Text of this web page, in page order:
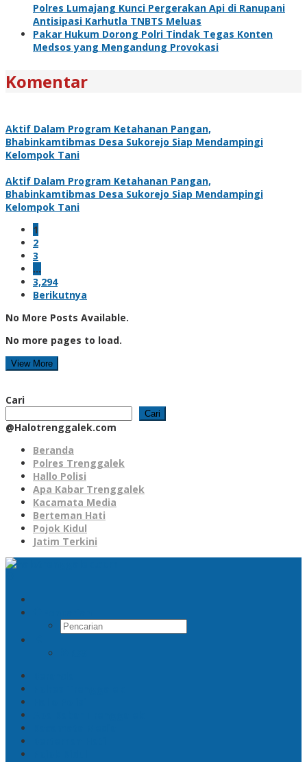
Polres Lumajang Kunci Pergerakan Api di Ranupani
Antisipasi Karhutla TNBTS Meluas
Pakar Hukum Dorong Polri Tindak Tegas Konten
Medsos yang Mengandung Provokasi
Komentar
Aktif Dalam Program Ketahanan Pangan,
Bhabinkamtibmas Desa Sukorejo Siap Mendampingi
Kelompok Tani
Aktif Dalam Program Ketahanan Pangan,
Bhabinkamtibmas Desa Sukorejo Siap Mendampingi
Kelompok Tani
1
2
3
…
3,294
Berikutnya
No More Posts Available.
No more pages to load.
View More
Cari
Cari
@Halotrenggalek.com
Beranda
Polres Trenggalek
Hallo Polisi
Apa Kabar Trenggalek
Kacamata Media
Berteman Hati
Pojok Kidul
Jatim Terkini